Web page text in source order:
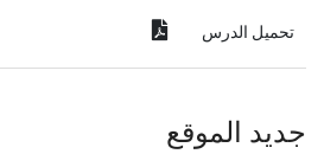
تحميل الدرس
جديد الموقع